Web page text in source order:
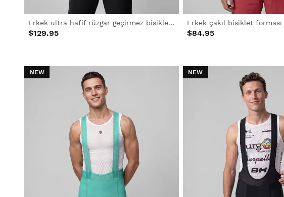
Erkek ultra hafif rüzgar geçirmez bisiklet yeleği
$129.95
Erkek çakıl bisiklet forması
$84.95
NEW NEW